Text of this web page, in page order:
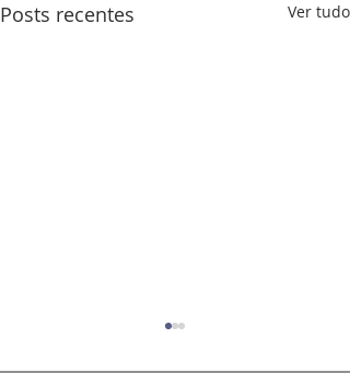
Posts recentes Ver tudo